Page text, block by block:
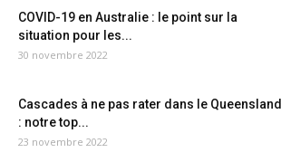
COVID-19 en Australie : le point sur la
situation pour les...
30 novembre 2022
Cascades à ne pas rater dans le Queensland
: notre top...
23 novembre 2022